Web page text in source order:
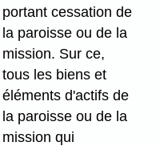
portant cessation de
la paroisse ou de la
mission. Sur ce,
tous les biens et
éléments d'actifs de
la paroisse ou de la
mission qui